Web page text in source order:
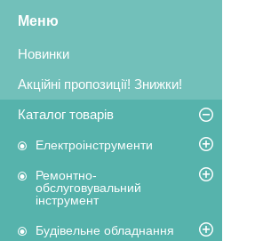
Новинки
Акційні пропозиції! Знижки!
Каталог товарів
Електроінструменти
Ремонтно-
обслуговувальний
інструмент
Будівельне обладнання